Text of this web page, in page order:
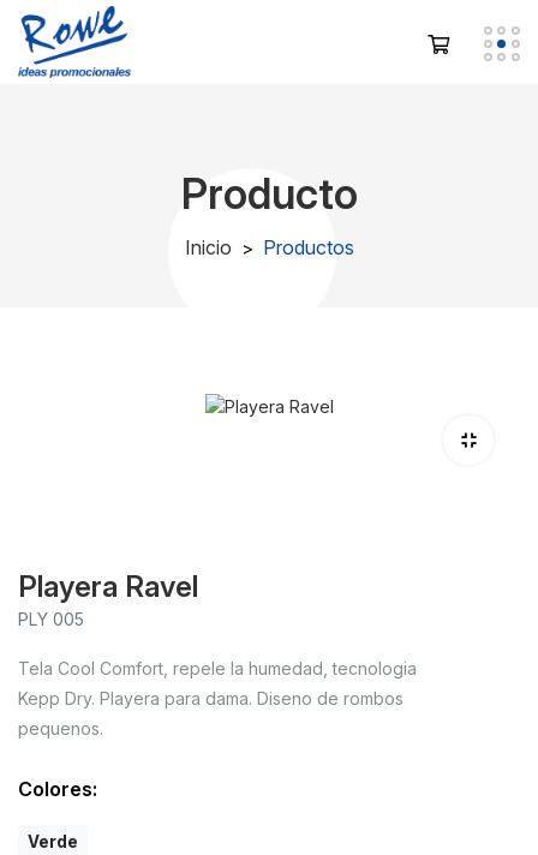
Producto
Inicio Productos
Playera Ravel
PLY 005
Tela Cool Comfort, repele la humedad, tecnologia
Kepp Dry. Playera para dama. Diseno de rombos
pequenos.
Colores:
Verde